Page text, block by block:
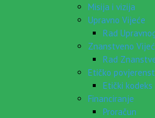
Misija i vizija
Upravno Vijeće
Rad
Znanstveno
Rad
Etičko
Etički kodeks
Financiranje
Proračun